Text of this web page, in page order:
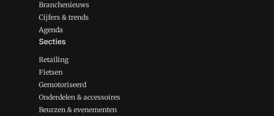
Branchenieuws
Cijfers & trends
Agenda
Secties
Retailing
Fietsen
Gemotoriseerd
Onderdelen & accessoires
Beurzen & evenementen